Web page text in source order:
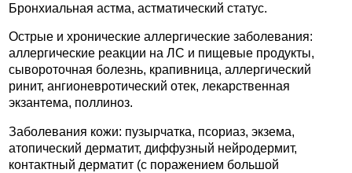
Бронхиальная астма, астматический статус.
Острые и хронические аллергические заболевания:
аллергические реакции на ЛС и пищевые продукты,
сывороточная болезнь, крапивница, аллергический
ринит, ангионевротический отек, лекарственная
экзантема, поллиноз.
Заболевания кожи: пузырчатка, псориаз, экзема,
атопический дерматит, диффузный нейродермит,
контактный дерматит (с поражением большой